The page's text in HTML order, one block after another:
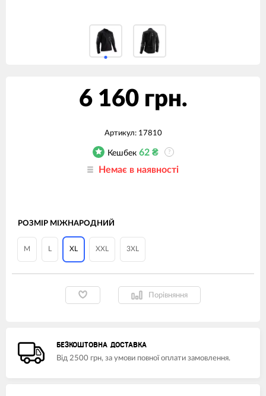
6 160 грн.
Артикул: 17810
Кешбек 62₴ ?
Немає в наявності
РОЗМІР МІЖНАРОДНИЙ
M L XL XXL 3XL
Порівняння
БЕЗКОШТОВНА ДОСТАВКА
Від 2500 грн, за умови повної оплати замовлення.